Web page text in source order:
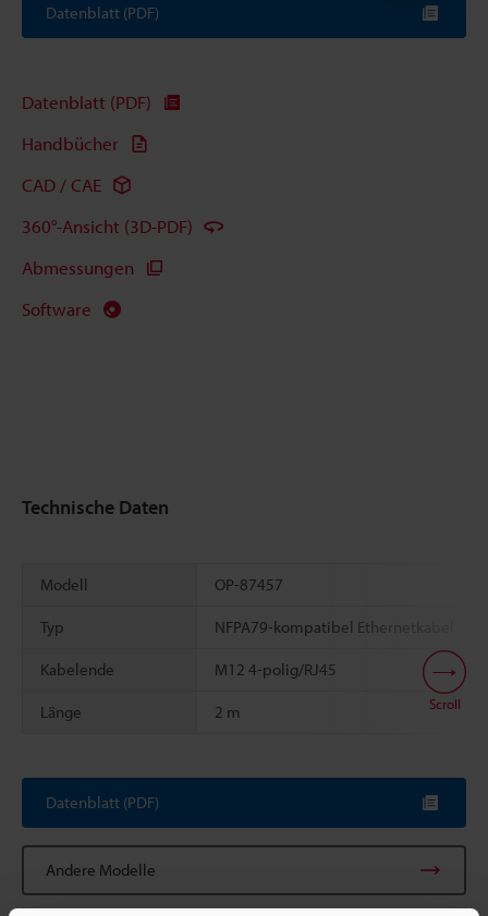
Datenblatt (PDF)
Datenblatt (PDF)
Handbücher
CAD / CAE
360°-Ansicht (3D-PDF)
Abmessungen
Software
Technische Daten
Modell OP-87457
Typ NFPA79-kompatibel Ethernetkabel
Kabelende M12 4-polig/RJ45
Länge 2 m Scroll
Datenblatt (PDF)
Andere Modelle